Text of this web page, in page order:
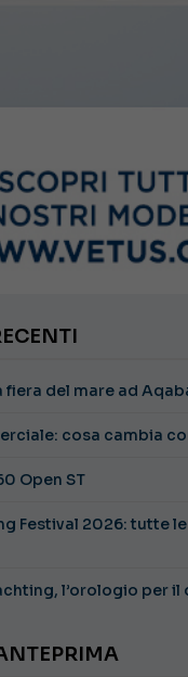
fiera del mare ad
cosa cambia
Open ST
Festival 2026: tutte
l’orologio per